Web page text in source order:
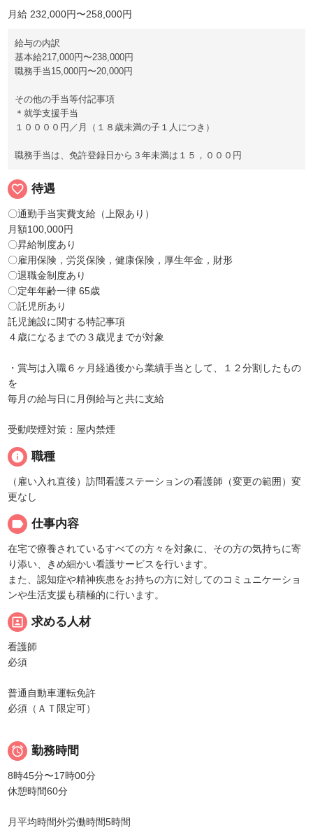
月給 232,000円〜258,000円
給与の内訳
基本給217,000円〜238,000円
職務手当15,000円〜20,000円
その他の手当等付記事項
＊就学支援手当
１００００円／月（１８歳未満の子１人につき）
職務手当は、免許登録日から３年未満は１５，０００円
favorite_border 待遇
〇通勤手当実費支給（上限あり）
月額100,000円
〇昇給制度あり
〇雇用保険，労災保険，健康保険，厚生年金，財形
〇退職金制度あり
〇定年年齢一律 65歳
〇託児所あり
託児施設に関する特記事項
４歳になるまでの３歳児までが対象
・賞与は入職６ヶ月経過後から業績手当として、１２分割したもの
を
毎月の給与日に月例給与と共に支給
受動喫煙対策：屋内禁煙
info 職種
（雇い入れ直後）訪問看護ステーションの看護師（変更の範囲）変
更なし
label 仕事内容
在宅で療養されているすべての方々を対象に、その方の気持ちに寄
り添い、きめ細かい看護サービスを行います。
また、認知症や精神疾患をお持ちの方に対してのコミュニケーショ
ンや生活支援も積極的に行います。
portrait 求める人材
看護師
必須
普通自動車運転免許
必須（ＡＴ限定可）
 勤務時間
8時45分〜17時00分
休憩時間60分
月平均時間外労働時間5時間